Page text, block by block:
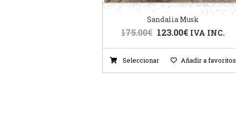
Sandalia Musk
175.00€ 123.00€ IVA INC.
Seleccionar Añadir a favoritos